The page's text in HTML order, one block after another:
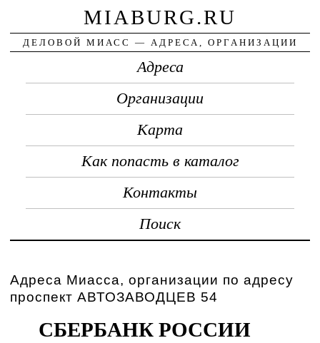
MIABURG.RU
ДЕЛОВОЙ МИАСС — АДРЕСА, ОРГАНИЗАЦИИ
Адреса
Организации
Карта
Как попасть в каталог
Контакты
Поиск
Адреса Миасса, организации по адресу
проспект АВТОЗАВОДЦЕВ 54
СБЕРБАНК РОССИИ